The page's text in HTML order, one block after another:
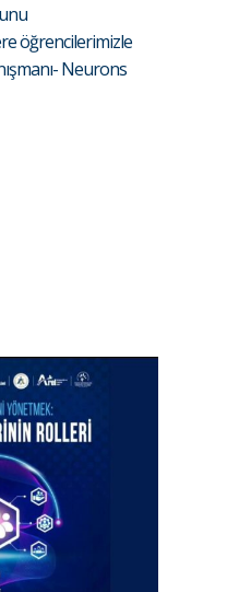
öğrencilerimizle
Neurons